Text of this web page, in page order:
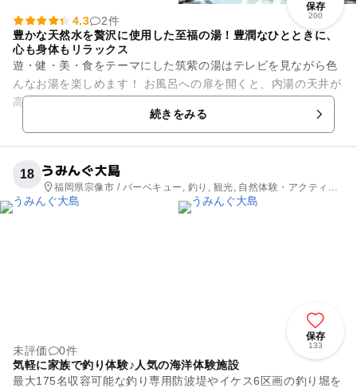
保存
200
4.3
2件
豊かな天然水を贅沢に使用した至福の湯！豊潤なひとときに、
心も身体もリラックス
遊・健・美・食をテーマにした筑紫の湯はテレビを見ながら色
んなお湯を楽しめます！ お風呂への扉を開くと、内湯の天井が
高く、開放的空間が広がっていて、昼間は日光がよく入るので
続きをみる
18 うみんぐ大島
福岡県宗像市 / バーベキュー, 釣り, 観光, 自然体験・アクティビ
ティ
保存
133
未評価
0件
気軽に家族で釣り体験♪人気の海洋体験施設
最大175名収容可能な釣り専用防波堤やイケス6区画の釣り堀を